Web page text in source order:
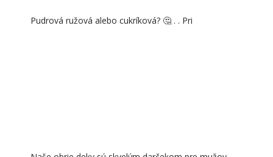
Pudrová ružová alebo cukríková? 🤔 . . Pri